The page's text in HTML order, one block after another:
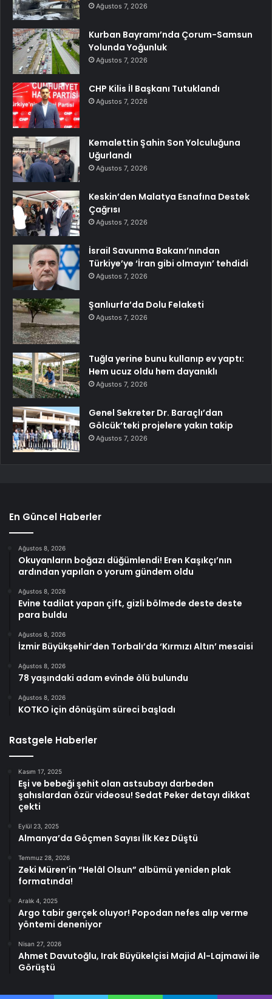
Ağustos 7, 2026
Kurban Bayramı’nda Çorum-Samsun
Yolunda Yoğunluk
Ağustos 7, 2026
CHP Kilis İl Başkanı Tutuklandı
Ağustos 7, 2026
Kemalettin Şahin Son Yolculuğuna
Uğurlandı
Ağustos 7, 2026
Keskin’den Malatya Esnafına Destek
Çağrısı
Ağustos 7, 2026
İsrail Savunma Bakanı’nından
Türkiye’ye ‘İran gibi olmayın’ tehdidi
Ağustos 7, 2026
Şanlıurfa’da Dolu Felaketi
Ağustos 7, 2026
Tuğla yerine bunu kullanıp ev yaptı:
Hem ucuz oldu hem dayanıklı
Ağustos 7, 2026
Genel Sekreter Dr. Baraçlı’dan
Gölcük’teki projelere yakın takip
Ağustos 7, 2026
En Güncel Haberler
Ağustos 8, 2026
Okuyanların boğazı düğümlendi! Eren Kaşıkçı’nın
ardından yapılan o yorum gündem oldu
Ağustos 8, 2026
Evine tadilat yapan çift, gizli bölmede deste deste
para buldu
Ağustos 8, 2026
İzmir Büyükşehir’den Torbalı’da ‘Kırmızı Altın’ mesaisi
Ağustos 8, 2026
78 yaşındaki adam evinde ölü bulundu
Ağustos 8, 2026
KOTKO için dönüşüm süreci başladı
Rastgele Haberler
Kasım 17, 2025
Eşi ve bebeği şehit olan astsubayı darbeden
şahıslardan özür videosu! Sedat Peker detayı dikkat
çekti
Eylül 23, 2025
Almanya’da Göçmen Sayısı İlk Kez Düştü
Temmuz 28, 2026
Zeki Müren’in “Helâl Olsun” albümü yeniden plak
formatında!
Aralık 4, 2025
Argo tabir gerçek oluyor! Popodan nefes alıp verme
yöntemi deneniyor
Nisan 27, 2026
Ahmet Davutoğlu, Irak Büyükelçisi Majid Al-Lajmawi ile
Görüştü